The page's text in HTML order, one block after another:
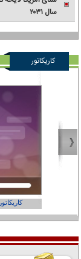
سال ۲۰۳۱
کاریکاتور